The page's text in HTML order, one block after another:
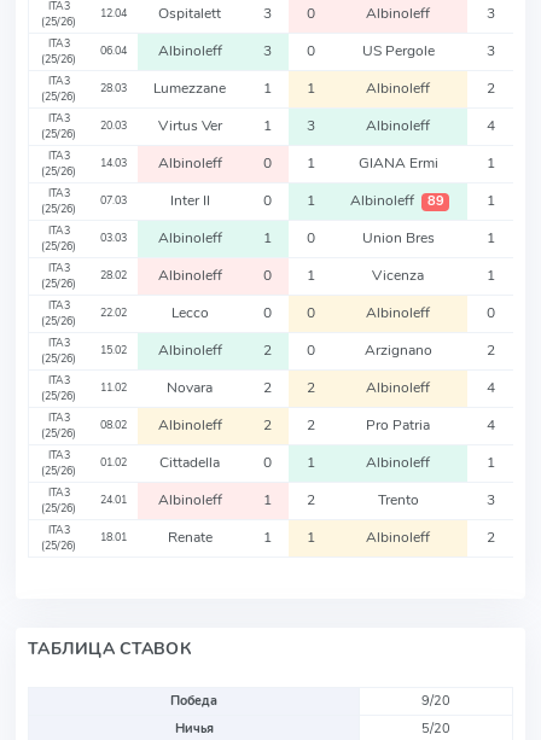
ITA3
(25/26)
12.04 Ospitalett 3 0 Albinoleff 3
ITA3
(25/26)
06.04 Albinoleff 3 0 US Pergole 3
ITA3
(25/26)
28.03 Lumezzane 1 1 Albinoleff 2
ITA3
(25/26)
20.03 Virtus Ver 1 3 Albinoleff 4
ITA3
(25/26)
14.03 Albinoleff 0 1 GIANA Ermi 1
ITA3
(25/26)
07.03 Inter II 0 1 Albinoleff 89 1
ITA3
(25/26)
03.03 Albinoleff 1 0 Union Bres 1
ITA3
(25/26)
28.02 Albinoleff 0 1 Vicenza 1
ITA3
(25/26)
22.02 Lecco 0 0 Albinoleff 0
ITA3
(25/26)
15.02 Albinoleff 2 0 Arzignano 2
ITA3
(25/26)
11.02 Novara 2 2 Albinoleff 4
ITA3
(25/26)
08.02 Albinoleff 2 2 Pro Patria 4
ITA3
(25/26)
01.02 Cittadella 0 1 Albinoleff 1
ITA3
(25/26)
24.01 Albinoleff 1 2 Trento 3
ITA3
(25/26)
18.01 Renate 1 1 Albinoleff 2
ТАБЛИЦА СТАВОК
Победа
9/20
Ничья
5/20